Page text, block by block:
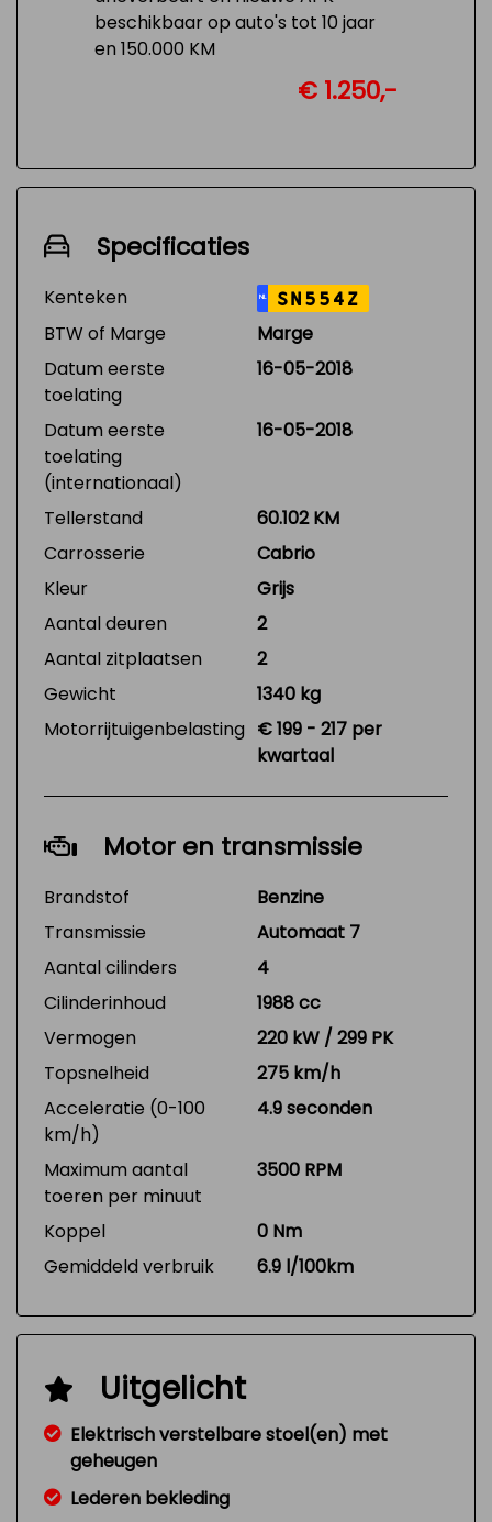
beschikbaar op auto's tot 10 jaar
en 150.000 KM
€ 1.250,-
Specificaties
Kenteken NL SN554Z
BTW of Marge
Marge
Datum eerste
toelating
16-05-2018
Datum eerste
toelating
(internationaal)
16-05-2018
Tellerstand
60.102 KM
Carrosserie
Cabrio
Kleur
Grijs
Aantal deuren
2
Aantal zitplaatsen
2
Gewicht
1340 kg
Motorrijtuigenbelasting € 199 - 217 per
kwartaal
Motor en transmissie
Brandstof
Benzine
Transmissie
Automaat 7
Aantal cilinders
4
Cilinderinhoud
1988 cc
Vermogen
220 kW / 299 PK
Topsnelheid
275 km/h
Acceleratie (0-100
km/h)
4.9 seconden
Maximum aantal
toeren per minuut
3500 RPM
Koppel
0 Nm
Gemiddeld verbruik
6.9 l/100km
Uitgelicht
Elektrisch verstelbare stoel(en) met
geheugen
Lederen bekleding